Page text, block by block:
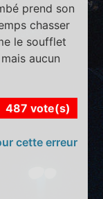
prend son
chasser
le soufflet
aucun
487 vote(s)
cette erreur